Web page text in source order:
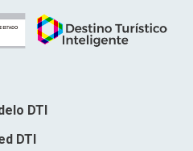
DTI
DTI